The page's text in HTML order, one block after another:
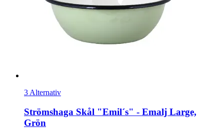
3 Alternativ
Strömshaga Skål "Emil´s" -​ Emalj Large,
Grön